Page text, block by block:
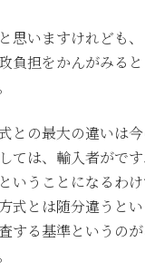
思いますけれども
負担をかんがみる
の最大の違いは今
ては、輸入者がで
いうことになるわ
式とは随分違うと
する基準というの